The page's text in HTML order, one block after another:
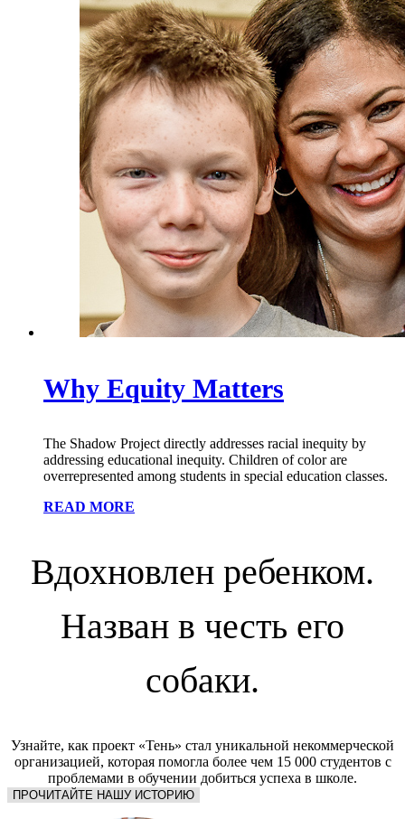
Why Equity Matters
The Shadow Project directly addresses racial inequity by
addressing educational inequity. Children of color are
overrepresented among students in special education classes.
READ MORE
Вдохновлен ребенком.
Назван в честь его
собаки.
Узнайте, как проект «Тень» стал уникальной некоммерческой
организацией, которая помогла более чем 15 000 студентов с
проблемами в обучении добиться успеха в школе.
ПРОЧИТАЙТЕ НАШУ ИСТОРИЮ